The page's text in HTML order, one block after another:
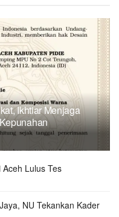
Ikhtiar Menjaga
Lulus Tes
NU Tekankan Kader